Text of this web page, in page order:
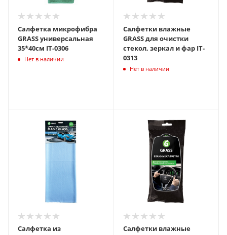
Салфетка микрофибра
GRASS универсальная
35*40см IT-0306
Нет в наличии
Салфетки влажные
GRASS для очистки
стекол, зеркал и фар IT-
0313
Нет в наличии
Салфетка из
Салфетки влажные